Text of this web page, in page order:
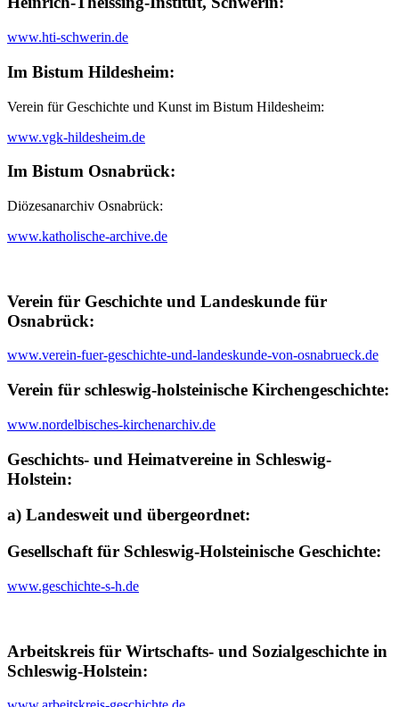
www.hti-schwerin.de
Im Bistum Hildesheim:
Verein für Geschichte und Kunst im Bistum Hildesheim:
www.vgk-hildesheim.de
Im Bistum Osnabrück:
Diözesanarchiv Osnabrück:
www.katholische-archive.de
Verein für Geschichte und Landeskunde für
Osnabrück:
www.verein-fuer-geschichte-und-landeskunde-von-osnabrueck.de
Verein für schleswig-holsteinische Kirchengeschichte:
www.nordelbisches-kirchenarchiv.de
Geschichts- und Heimatvereine in Schleswig-
Holstein:
a) Landesweit und übergeordnet:
Gesellschaft für Schleswig-Holsteinische Geschichte:
www.geschichte-s-h.de
Arbeitskreis für Wirtschafts- und Sozialgeschichte in
Schleswig-Holstein: